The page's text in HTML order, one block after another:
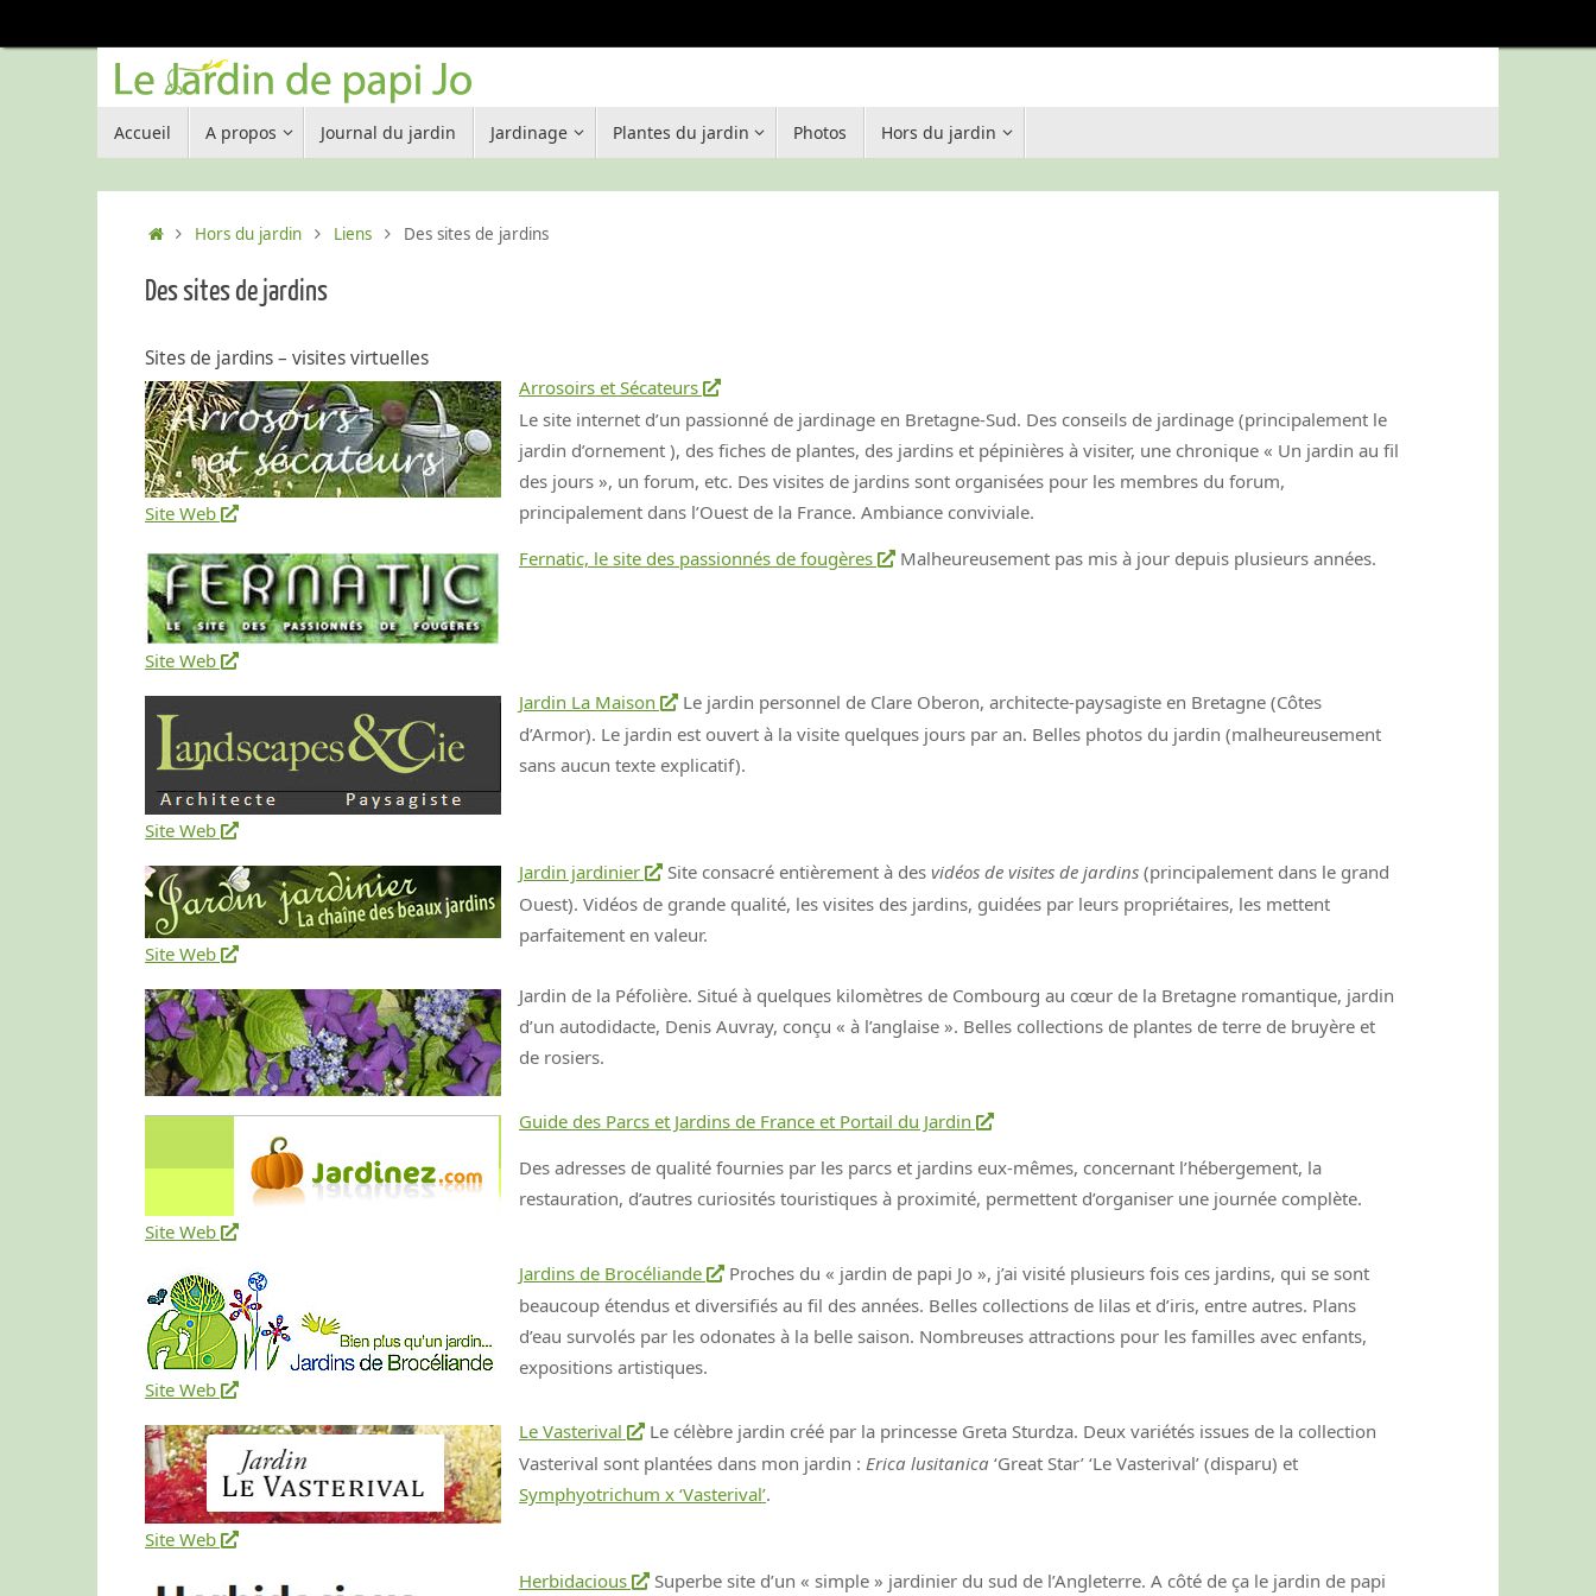
au
auAccueil A propos Journal du jardin Jardinage Plantes du jardin Photos Hors du jardin
AccueilHors du jardin Liens Des sites de jardins
Des sites de jardins
Sites de jardins – visites virtuelles
Site Web
Arrosoirs et Sécateurs
Le site internet d’un passionné de jardinage en Bretagne-Sud. Des conseils de jardinage (principalement le
jardin d’ornement ), des fiches de plantes, des jardins et pépinières à visiter, une chronique « Un jardin au fil
des jours », un forum, etc. Des visites de jardins sont organisées pour les membres du forum,
principalement dans l’Ouest de la France. Ambiance conviviale.
Site Web
Fernatic, le site des passionnés de fougères Malheureusement pas mis à jour depuis plusieurs années.
Site Web
Jardin La Maison
Le jardin personnel de Clare Oberon, architecte-paysagiste en Bretagne (Côtes
d’Armor). Le jardin est ouvert à la visite quelques jours par an. Belles photos du jardin (malheureusement
sans aucun texte explicatif).
Site Web
Jardin jardinier Site consacré entièrement à des vidéos de visites de jardins (principalement dans le grand
Ouest). Vidéos de grande qualité, les visites des jardins, guidées par leurs propriétaires, les mettent
parfaitement en valeur.
Jardin de la Péfolière. Situé à quelques kilomètres de Combourg au cœur de la Bretagne romantique, jardin
d’un autodidacte, Denis Auvray, conçu « à l’anglaise ». Belles collections de plantes de terre de bruyère et
de rosiers.
Site Web
Guide des Parcs et Jardins de France et Portail du Jardin
Des adresses de qualité fournies par les parcs et jardins eux-mêmes, concernant l’hébergement, la
restauration, d’autres curiosités touristiques à proximité, permettent d’organiser une journée complète.
Site Web
Jardins de Brocéliande
Proches du « jardin de papi Jo », j’ai visité plusieurs fois ces jardins, qui se sont
beaucoup étendus et diversifiés au fil des années. Belles collections de lilas et d’iris, entre autres. Plans
d’eau survolés par les odonates à la belle saison. Nombreuses attractions pour les familles avec enfants,
expositions artistiques.
Site Web
Le Vasterival
Le célèbre jardin créé par la princesse Greta Sturdza. Deux variétés issues de la collection
Vasterival sont plantées dans mon jardin : Erica lusitanica ‘Great Star’ ‘Le Vasterival’ (disparu) et
Symphyotrichum x ‘Vasterival’.
Herbidacious Superbe site d’un « simple » jardinier du sud de l’Angleterre. A côté de ça le jardin de papi